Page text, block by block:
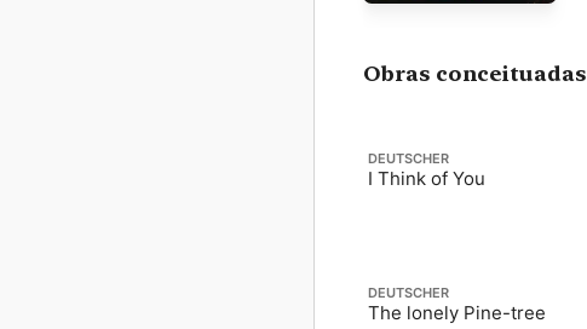
Obras conceituadas
DEUTSCHER
I Think of You
DEUTSCHER
The lonely Pine-tree